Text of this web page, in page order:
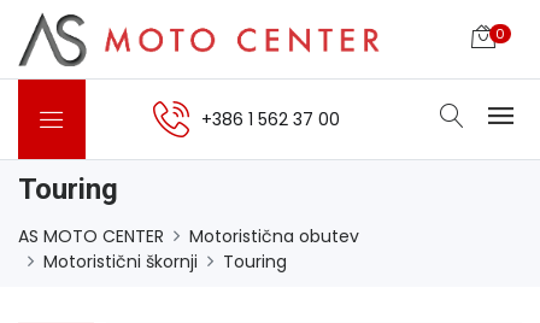
0
+386 1 562 37 00
Touring
AS MOTO CENTER
Motoristična obutev
Motoristični škornji
Touring